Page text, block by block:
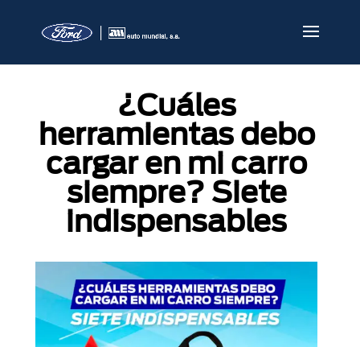
¿Cuáles
herramientas debo
cargar en mi carro
siempre? Siete
indispensables